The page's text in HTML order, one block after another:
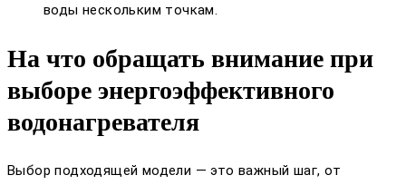
воды нескольким точкам.
На что обращать внимание при
выборе энергоэффективного
водонагревателя
Выбор подходящей модели — это важный шаг, от